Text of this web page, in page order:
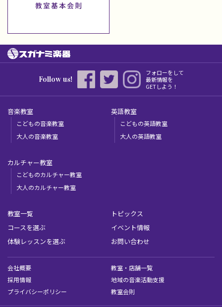
Follow us!
フォローをして
最新情報を
GETしよう！
音楽教室
こどもの音楽教室
大人の音楽教室
英語教室
こどもの英語教室
大人の英語教室
カルチャー教室
こどものカルチャー教室
大人のカルチャー教室
教室一覧
コースを選ぶ
体験レッスンを選ぶ
トピックス
イベント情報
お問い合わせ
会社概要
教室・店舗一覧
採用情報
地域の音楽活動支援
プライバシーポリシー
教室会則